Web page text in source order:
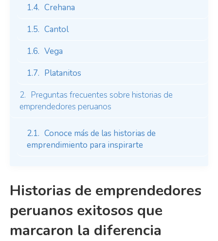
Crehana
Cantol
Vega
Platanitos
Preguntas frecuentes sobre historias de
emprendedores peruanos
Conoce más de las historias de
emprendimiento para inspirarte
Historias de emprendedores
peruanos exitosos que
marcaron la diferencia